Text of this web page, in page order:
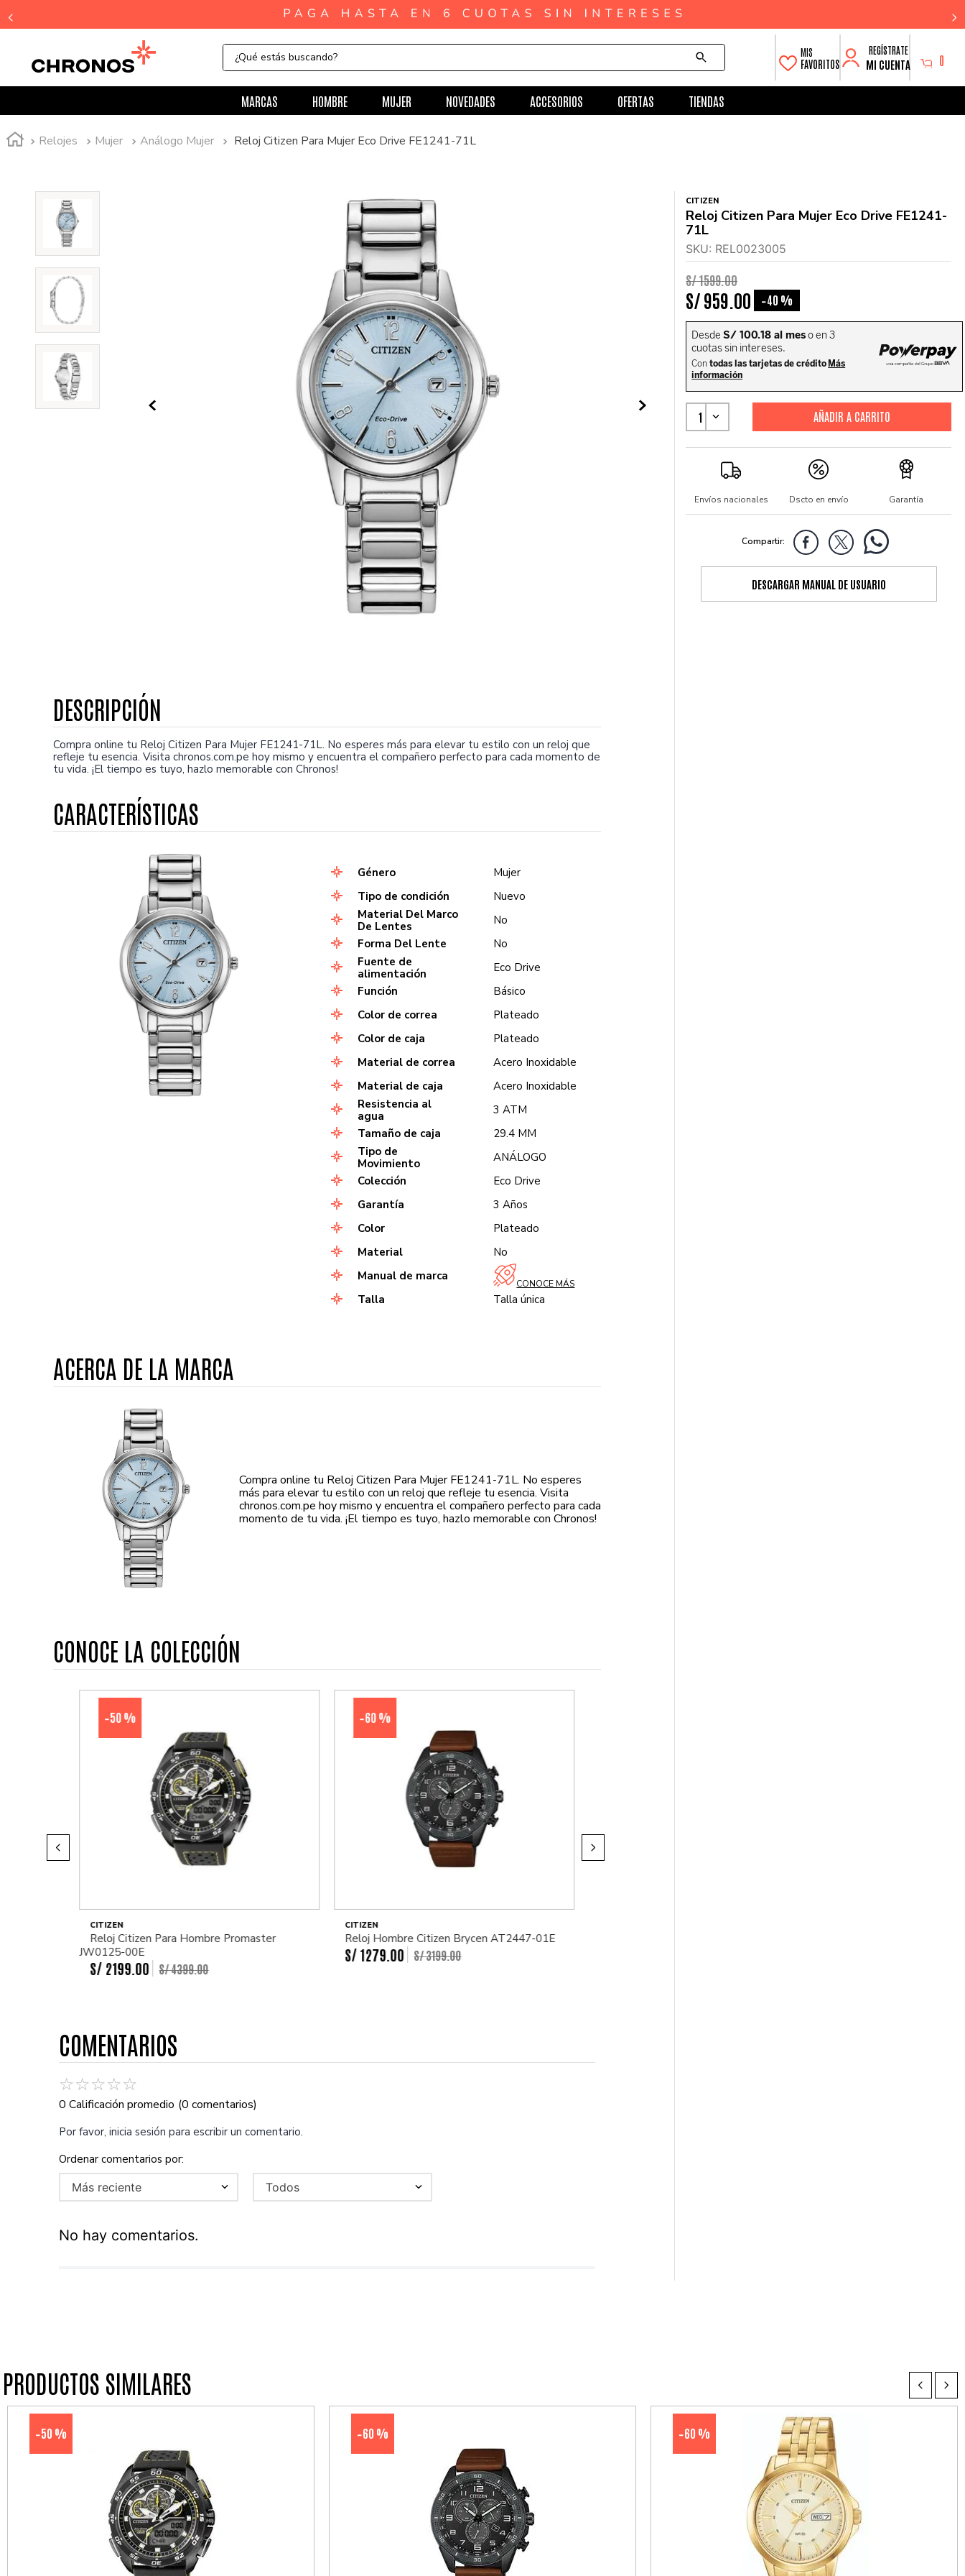
¿Qué estás buscando?
FAVORITOS MI CUENTA 0
MARCAS HOMBRE MUJER NOVEDADES ACCESORIOS OFERTAS TIENDAS
Relojes Mujer Análogo Mujer Reloj Citizen Para Mujer Eco Drive FE1241-71L
Compra online tu Reloj Citizen Para Mujer FE1241-71L. No esperes más para elevar tu estilo con un reloj que
refleje tu esencia. Visita chronos.com.pe hoy mismo y encuentra el compañero perfecto para cada momento de
tu vida. ¡El tiempo es tuyo, hazlo memorable con Chronos!
Género
Mujer
Tipo de condición
Nuevo
Material Del Marco
De Lentes
No
Forma Del Lente
No
Fuente de
alimentación
Eco Drive
Función
Básico
Color de correa
Plateado
Color de caja
Plateado
Material de correa
Acero Inoxidable
Material de caja
Acero Inoxidable
Resistencia al
agua
3 ATM
Tamaño de caja
29.4 MM
Tipo de
Movimiento
ANÁLOGO
Colección
Eco Drive
Garantía
3 Años
Color
Plateado
Material
No
Manual de marca
CONOCE MÁS
Talla Talla única
ACERCA DE LA MARCA
Compra online tu Reloj Citizen Para Mujer FE1241-71L. No esperes
más para elevar tu estilo con un reloj que refleje tu esencia. Visita
chronos.com.pe hoy mismo y encuentra el compañero perfecto para cada
momento de tu vida. ¡El tiempo es tuyo, hazlo memorable con Chronos!
CONOCE LA COLECCIÓN
-50 %
CITIZEN
Reloj Citizen Para Hombre Promaster
JW0125-00E
S/ 2199.00 S/4399.00
-60 %
CITIZEN
Reloj Hombre Citizen Brycen AT2447-01E
S/1279.00 S/3199.00
COMENTARIOS
☆☆☆☆☆
0 Calificación promedio (0 comentarios)
Por favor, inicia sesión para escribir un comentario.
Más reciente Todos
No hay comentarios.
CITIZEN
Reloj Citizen Para Mujer Eco Drive FE1241-
71L
SKU: REL0023005
S/1599.00
S/959 00 -40 %
1
Envíos nacionales Dscto en envío Garantía
DESCARGAR MANUAL DE USUARIO
PRODUCTOS SIMILARES
-50 % -60 % -60 %